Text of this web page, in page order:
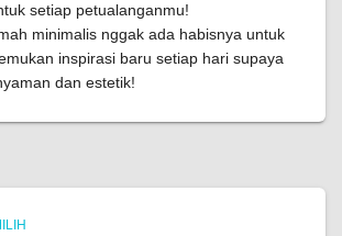
setiap petualanganmu!
minimalis nggak ada habisnya untuk
inspirasi baru setiap hari supaya
dan estetik!